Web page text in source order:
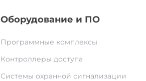
Оборудование и ПО
Программные комплексы
Контроллеры доступа
Системы охранной сигнализации